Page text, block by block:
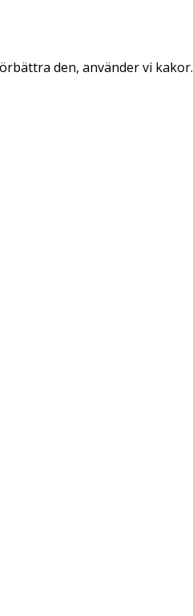
den, använder vi kakor.